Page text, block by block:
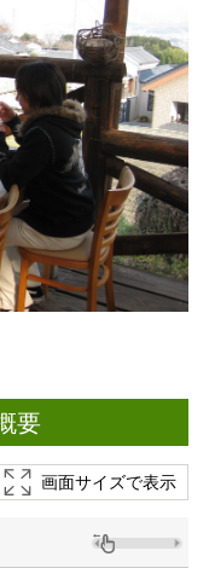
要
画面サイズで表示